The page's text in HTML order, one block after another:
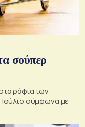
σούπερ
ράφια των
σύμφωνα με